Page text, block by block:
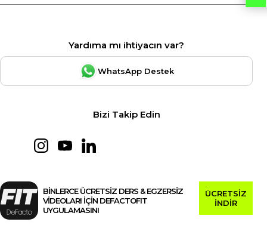
Yardıma mı ihtiyacın var?
WhatsApp Destek
Bizi Takip Edin
BİNLERCE ÜCRETSİZ DERS & EGZERSİZ
VİDEOLARI İÇİN DEFACTOFIT
UYGULAMASINI
ÜCRETSİZ
İNDİR